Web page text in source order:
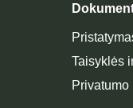
Taisyklės
Privatumo